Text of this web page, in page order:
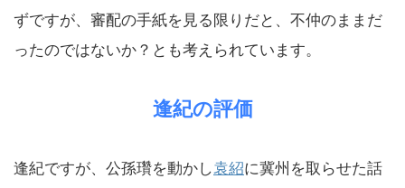
ずですが、審配の手紙を見る限りだと、不仲のままだ
ったのではないか？とも考えられています。
逢紀の評価
逢紀ですが、公孫瓚を動かし袁紹に冀州を取らせた話